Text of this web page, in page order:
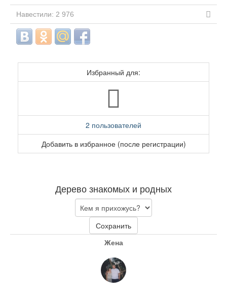
Навестили: 2 976
Избранный для:
2 пользователей
Добавить в избранное (после регистрации)
Дерево знакомых и родных
Сохранить
Жена